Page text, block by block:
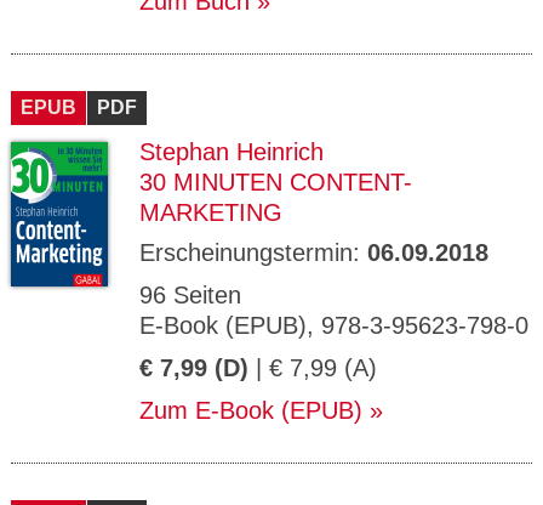
EPUB PDF
Stephan Heinrich
30 MINUTEN CONTENT-
MARKETING
Erscheinungstermin: 06.09.2018
96 Seiten
E-Book (EPUB), 978-3-95623-798-0
€ 7,99 (D) | € 7,99 (A)
Zum E-Book (EPUB)